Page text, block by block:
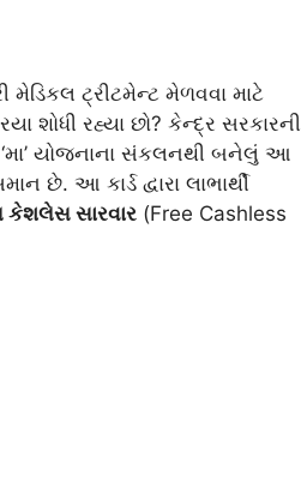
મેડિકલ ટ્રીટમેન્ટ મેળવવા માટે
શોધી રહ્યા છો? કેન્દ્ર સરકારની
યોજનાના સંકલનથી બનેલું આ
છે. આ કાર્ડ દ્વારા લાભાર્થી
કેશલેસ સારવાર (Free Cashless